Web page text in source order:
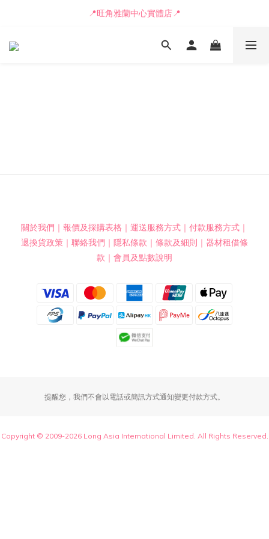
📒🖋️報價單 / 採購表格🖋️📒
📍旺角雅蘭中心實體店📍
🚛最快可即日安排貨車送到💨
關於我們 ｜ 報價及採購表格 ｜ 運送服務方式 ｜ 付款服務方式 ｜
退換貨政策 ｜ 聯絡我們 ｜ 隱私條款 ｜ 條款及細則 ｜ 器材租借條
款 ｜ 會員及點數說明
提醒您，我們不會以電話或簡訊方式通知變更付款方式。
Copyright © 2009-2026 Long Asia International Limited. All Rights Reserved.